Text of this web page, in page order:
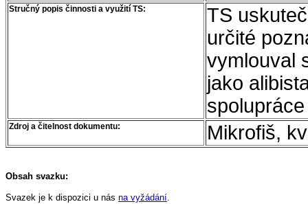
Stručný popis činnosti a využití TS:
TS
určité
vymlouval
jako
Zdroj a čitelnost dokumentu: Mikrofiš,
Obsah svazku:
Svazek je k dispozici u nás na vyžádání